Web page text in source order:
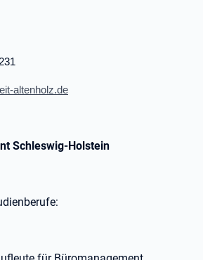
altenholz.de
Schleswig-Holstein